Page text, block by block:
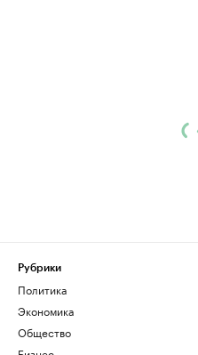
Рубрики
Политика
Экономика
Общество